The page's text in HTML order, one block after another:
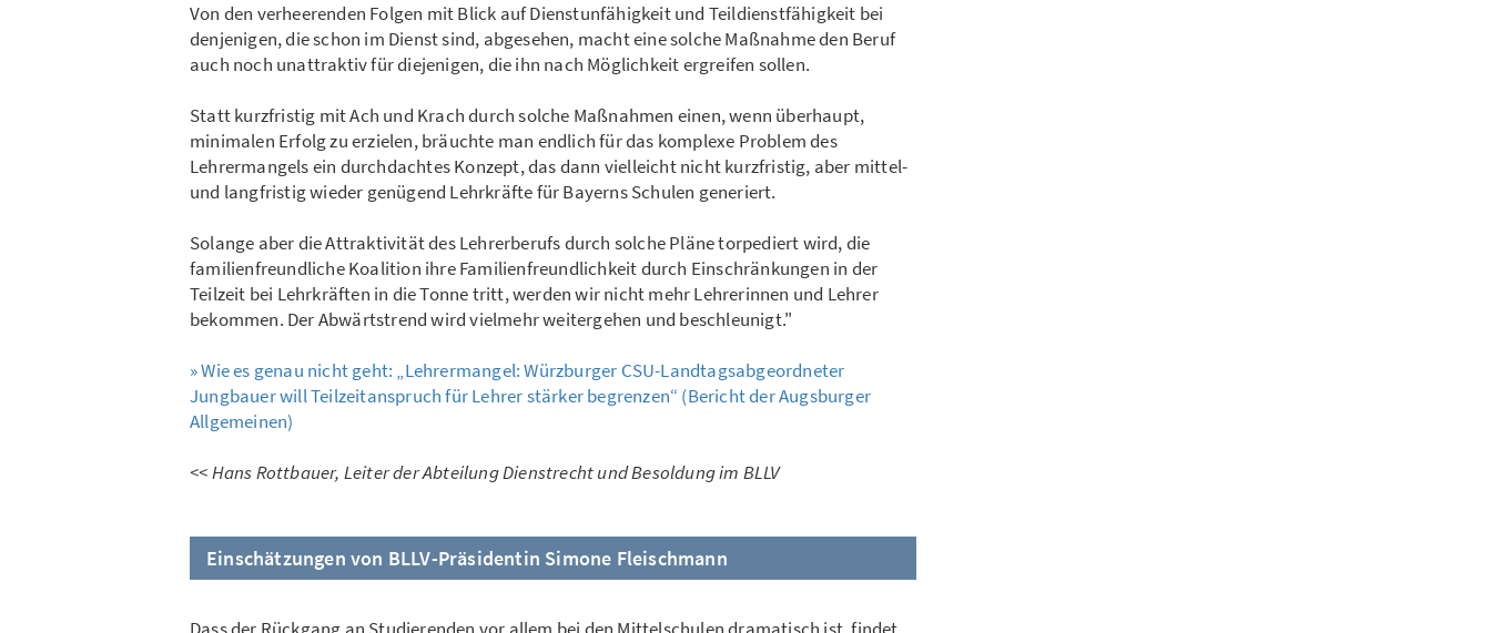
Von den verheerenden Folgen mit Blick auf Dienstunfähigkeit und Teildienstfähigkeit bei
denjenigen, die schon im Dienst sind, abgesehen, macht eine solche Maßnahme den Beruf
auch noch unattraktiv für diejenigen, die ihn nach Möglichkeit ergreifen sollen.
Statt kurzfristig mit Ach und Krach durch solche Maßnahmen einen, wenn überhaupt,
minimalen Erfolg zu erzielen, bräuchte man endlich für das komplexe Problem des
Lehrermangels ein durchdachtes Konzept, das dann vielleicht nicht kurzfristig, aber mittel-
und langfristig wieder genügend Lehrkräfte für Bayerns Schulen generiert.
Solange aber die Attraktivität des Lehrerberufs durch solche Pläne torpediert wird, die
familienfreundliche Koalition ihre Familienfreundlichkeit durch Einschränkungen in der
Teilzeit bei Lehrkräften in die Tonne tritt, werden wir nicht mehr Lehrerinnen und Lehrer
bekommen. Der Abwärtstrend wird vielmehr weitergehen und beschleunigt."
» Wie es genau nicht geht: „Lehrermangel: Würzburger CSU-Landtagsabgeordneter
Jungbauer will Teilzeitanspruch für Lehrer stärker begrenzen“ (Bericht der Augsburger
Allgemeinen)
<<Hans Rottbauer, Leiter der Abteilung Dienstrecht und Besoldung im BLLV
Einschätzungen von BLLV-Präsidentin Simone Fleischmann